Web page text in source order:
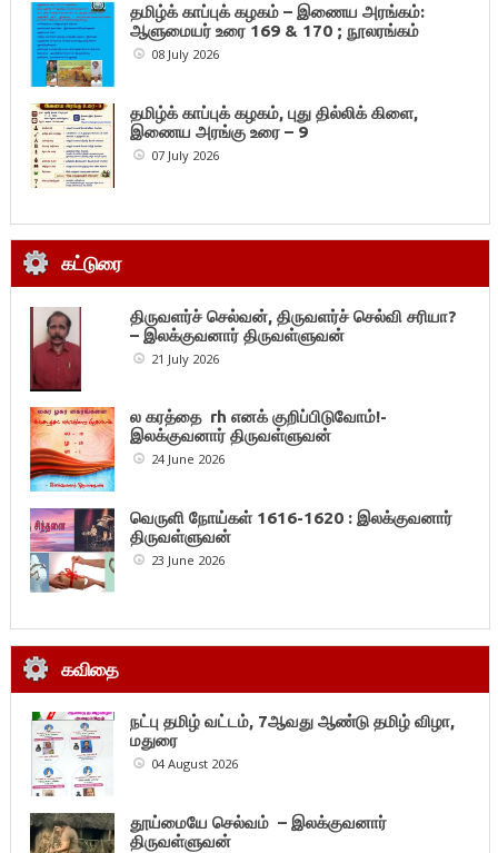
தமிழ்க் காப்புக் கழகம் – இணைய அரங்கம்:
ஆளுமையர் உரை 169 & 170 ; நூலரங்கம்
08 July 2026
தமிழ்க் காப்புக் கழகம், புது தில்லிக் கிளை,
இணைய அரங்கு உரை – 9
07 July 2026
கட்டுரை
திருவளர்ச் செல்வன், திருவளர்ச் செல்வி சரியா?
– இலக்குவனார் திருவள்ளுவன்
21 July 2026
ல கரத்தை rh எனக் குறிப்பிடுவோம்!-
இலக்குவனார் திருவள்ளுவன்
24 June 2026
வெருளி நோய்கள் 1616-1620 : இலக்குவனார்
திருவள்ளுவன்
23 June 2026
கவிதை
நட்பு தமிழ் வட்டம், 7ஆவது ஆண்டு தமிழ் விழா,
மதுரை
04 August 2026
தூய்மையே செல்வம் – இலக்குவனார்
திருவள்ளுவன்